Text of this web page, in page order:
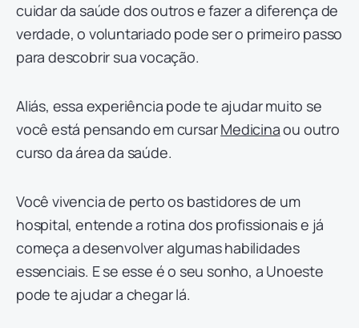
cuidar da saúde dos outros e fazer a diferença de
verdade, o voluntariado pode ser o primeiro passo
para descobrir sua vocação.
Aliás, essa experiência pode te ajudar muito se
você está pensando em cursarMedicinaou outro
curso da área da saúde.
Você vivencia de perto os bastidores de um
hospital, entende a rotina dos profissionais e já
começa a desenvolver algumas habilidades
essenciais. E se esse é o seu sonho, a Unoeste
pode te ajudar a chegar lá.